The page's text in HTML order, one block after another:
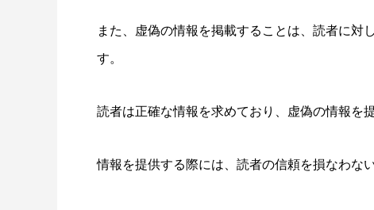
また、虚偽の情報を掲載することは、読者に対
す。
読者は正確な情報を求めており、虚偽の情報を
情報を提供する際には、読者の信頼を損なわな